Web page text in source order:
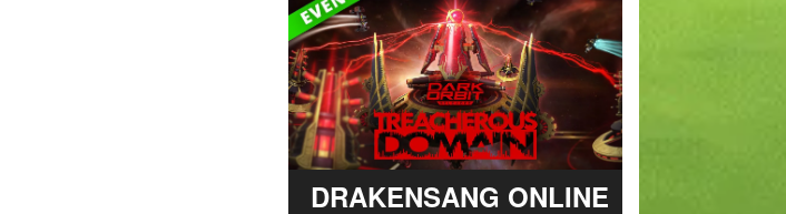
DRAKENSANG ONLINE